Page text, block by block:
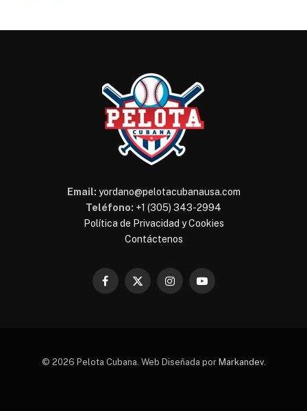
Email: yordano@pelotacubanausa.com
Teléfono: +1 (305) 343-2994
Política de Privacidad y Cookies
Contáctenos
Facebook
X
InstagramYouTube
© 2026 Pelota Cubana. Web Diseñada por Markandev.